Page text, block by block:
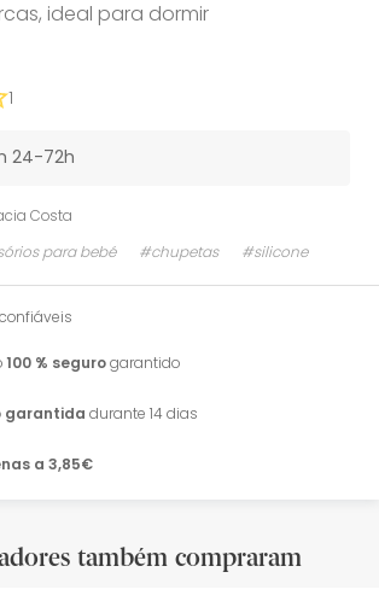
ideal para dormir
1
24-72h
Costa
para bebé #chupetas #silicone
100 % segurogarantido
garantida durante 14 dias
a 3,85€
também compraram